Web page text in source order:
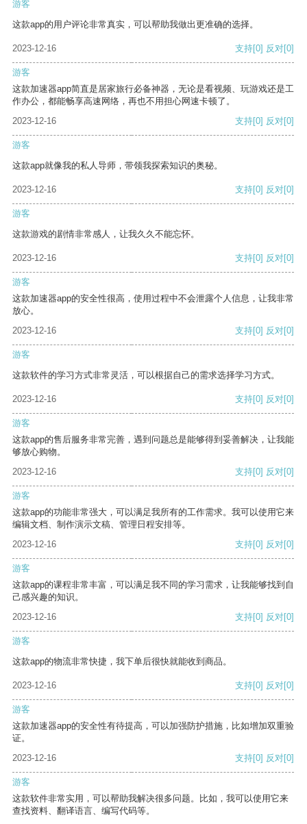
游客
这款app的用户评论非常真实，可以帮助我做出更准确的选择。
2023-12-16 支持[0] 反对[0]
游客
这款加速器app简直是居家旅行必备神器，无论是看视频、玩游戏还是工
作办公，都能畅享高速网络，再也不用担心网速卡顿了。
2023-12-16
支持[0] 反对[0]
游客
这款app就像我的私人导师，带领我探索知识的奥秘。
2023-12-16 支持[0] 反对[0]
游客
这款游戏的剧情非常感人，让我久久不能忘怀。
2023-12-16 支持[0] 反对[0]
游客
这款加速器app的安全性很高，使用过程中不会泄露个人信息，让我非常
放心。
2023-12-16
支持[0] 反对[0]
游客
这款软件的学习方式非常灵活，可以根据自己的需求选择学习方式。
2023-12-16 支持[0] 反对[0]
游客
这款app的售后服务非常完善，遇到问题总是能够得到妥善解决，让我能
够放心购物。
2023-12-16
支持[0] 反对[0]
游客
这款app的功能非常强大，可以满足我所有的工作需求。我可以使用它来
编辑文档、制作演示文稿、管理日程安排等。
2023-12-16
支持[0] 反对[0]
游客
这款app的课程非常丰富，可以满足我不同的学习需求，让我能够找到自
己感兴趣的知识。
2023-12-16
支持[0] 反对[0]
游客
这款app的物流非常快捷，我下单后很快就能收到商品。
2023-12-16 支持[0] 反对[0]
游客
这款加速器app的安全性有待提高，可以加强防护措施，比如增加双重验
证。
2023-12-16
支持[0] 反对[0]
游客
这款软件非常实用，可以帮助我解决很多问题。比如，我可以使用它来
查找资料、翻译语言、编写代码等。